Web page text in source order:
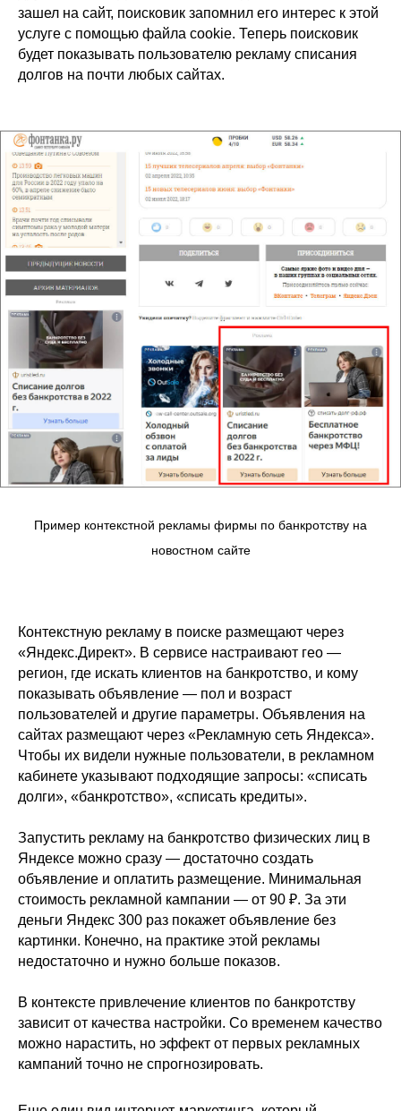
зашел на сайт, поисковик запомнил его интерес к этой
услуге с помощью файла сookie. Теперь поисковик
будет показывать пользователю рекламу списания
долгов на почти любых сайтах.
Пример контекстной рекламы фирмы по банкротству на
новостном сайте
Контекстную рекламу в поиске размещают через
«Яндекс.Директ». В сервисе настраивают гео —
регион, где искать клиентов на банкротство, и кому
показывать объявление — пол и возраст
пользователей и другие параметры. Объявления на
сайтах размещают через «Рекламную сеть Яндекса».
Чтобы их видели нужные пользователи, в рекламном
кабинете указывают подходящие запросы: «списать
долги», «банкротство», «списать кредиты».
Запустить рекламу на банкротство физических лиц в
Яндексе можно сразу — достаточно создать
объявление и оплатить размещение. Минимальная
стоимость рекламной кампании — от 90 ₽. За эти
деньги Яндекс 300 раз покажет объявление без
картинки. Конечно, на практике этой рекламы
недостаточно и нужно больше показов.
В контексте привлечение клиентов по банкротству
зависит от качества настройки. Со временем качество
можно нарастить, но эффект от первых рекламных
кампаний точно не спрогнозировать.